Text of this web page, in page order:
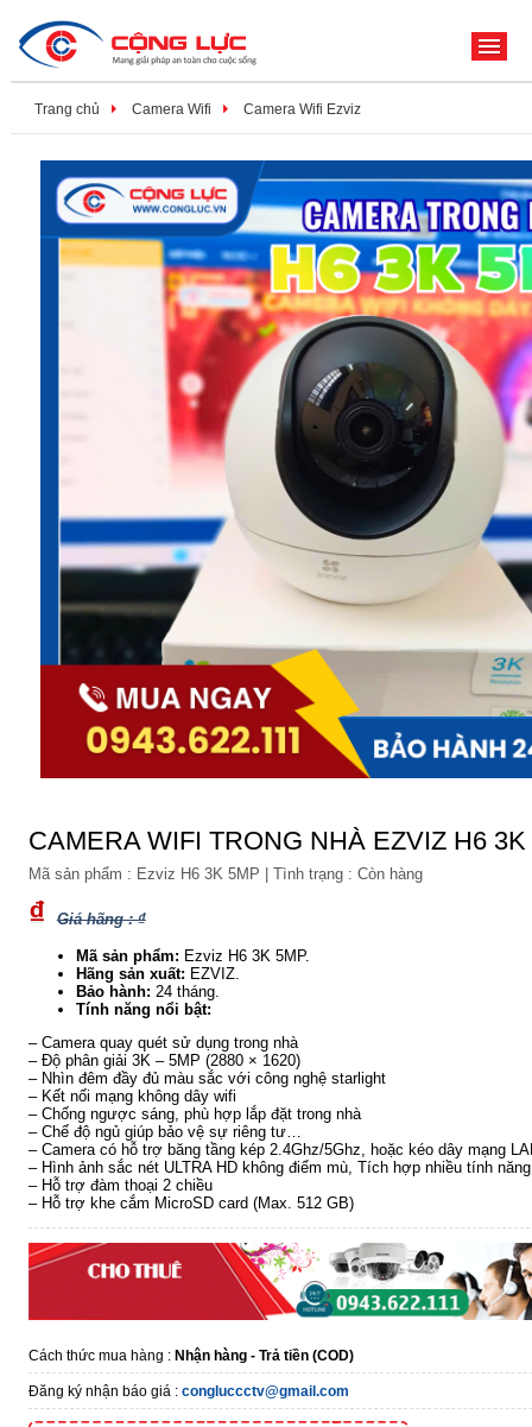
Trang chủ Camera Wifi Camera Wifi Ezviz
CAMERA WIFI TRONG NHÀ EZVIZ H6
Mã sản phẩm : Ezviz H6 3K 5MP | Tình trạng : Còn hàng
₫ Giá hãng : ₫
Mã sản phẩm: Ezviz H6 3K 5MP.
Hãng sản xuất: EZVIZ.
Bảo hành: 24 tháng.
Tính năng nổi bật:
– Camera quay quét sử dụng trong nhà
– Độ phân giải 3K – 5MP (2880 × 1620)
– Nhìn đêm đầy đủ màu sắc với công nghệ starlight
– Kết nối mạng không dây wifi
– Chống ngược sáng, phù hợp lắp đặt trong nhà
– Chế độ ngủ giúp bảo vệ sự riêng tư…
– Camera có hỗ trợ băng tầng kép 2.4Ghz/5Ghz, hoặc kéo dây mạng
– Hình ảnh sắc nét ULTRA HD không điểm mù, Tích hợp nhiều tính
– Hỗ trợ đàm thoại 2 chiều
– Hỗ trợ khe cắm MicroSD card (Max. 512 GB)
Cách thức mua hàng : Nhận hàng - Trả tiền (COD)
Đăng ký nhận báo giá : congluccctv@gmail.com